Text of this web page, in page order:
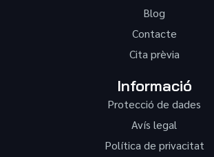
Blog
Contacte
Cita prèvia
Informació
Protecció de dades
Avís legal
Política de privacitat